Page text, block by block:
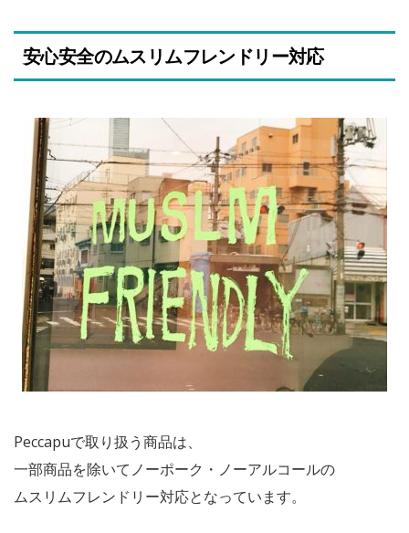
安心安全のムスリムフレンドリー対応
Peccapuで取り扱う商品は、
一部商品を除いてノーポーク・ノーアルコールの
ムスリムフレンドリー対応となっています。